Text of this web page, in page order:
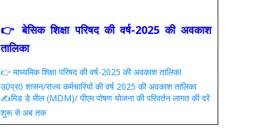
👉 बेसिक शिक्षा परिषद की वर्ष-2025 की अवकाश
तालिका
👉 माध्यमिक शिक्षा परिषद की वर्ष-2025 की अवकाश तालिका
उ0प्र0 शासन/राज्य कर्मचारियों की वर्ष 2025 की अवकाश तालिका
✍️मिड डे मील (MDM)/ पीएम पोषण योजना की परिवर्तन लागत की दरें
शुरू से अब तक